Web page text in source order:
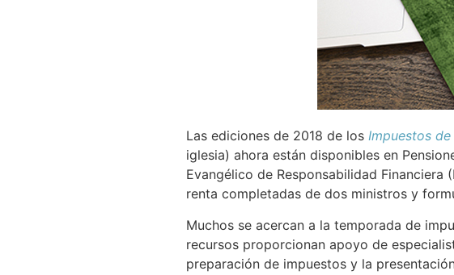
Las ediciones de 2018 de los Impuestos
iglesia) ahora están disponibles en
Evangélico de Responsabilidad
renta completadas de dos ministros y
Muchos se acercan a la temporada de
recursos proporcionan apoyo de
preparación de impuestos y la